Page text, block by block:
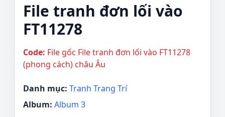
File tranh đơn lối vào
FT11278
Code: File gốc File tranh đơn lối vào FT11278
(phong cách) châu Âu
Danh mục: Tranh Trang Trí
Album: Album 3